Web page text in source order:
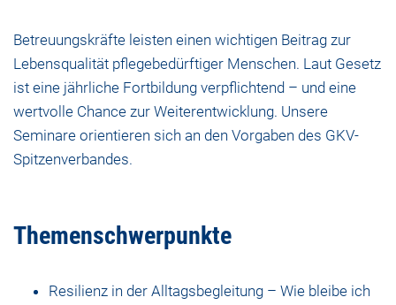
Betreuungskräfte leisten einen wichtigen Beitrag zur
Lebensqualität pflegebedürftiger Menschen. Laut Gesetz
ist eine jährliche Fortbildung verpflichtend – und eine
wertvolle Chance zur Weiterentwicklung. Unsere
Seminare orientieren sich an den Vorgaben des GKV-
Spitzenverbandes.
Themenschwerpunkte
Resilienz in der Alltagsbegleitung – Wie bleibe ich